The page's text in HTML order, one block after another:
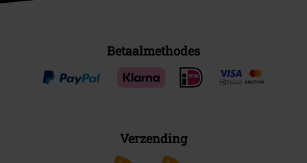
Betaalmethodes
Verzending